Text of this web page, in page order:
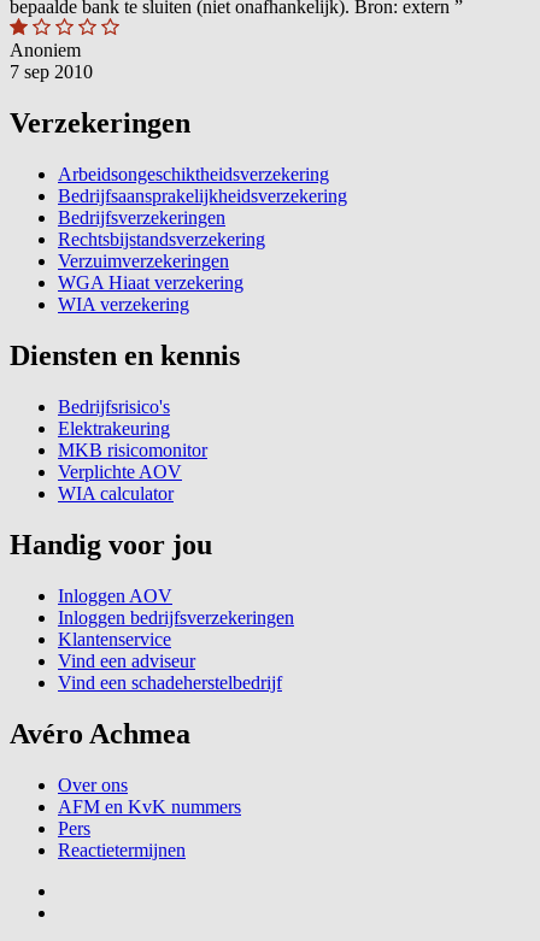
bepaalde bank te sluiten (niet onafhankelijk). Bron: extern ”
Anoniem
7 sep 2010
Verzekeringen
Arbeidsongeschiktheidsverzekering
Bedrijfsaansprakelijkheidsverzekering
Bedrijfsverzekeringen
Rechtsbijstandsverzekering
Verzuimverzekeringen
WGA Hiaat verzekering
WIA verzekering
Diensten en kennis
Bedrijfsrisico's
Elektrakeuring
MKB risicomonitor
Verplichte AOV
WIA calculator
Handig voor jou
Inloggen AOV
Inloggen bedrijfsverzekeringen
Klantenservice
Vind een adviseur
Vind een schadeherstelbedrijf
Avéro Achmea
Over ons
AFM en KvK nummers
Pers
Reactietermijnen